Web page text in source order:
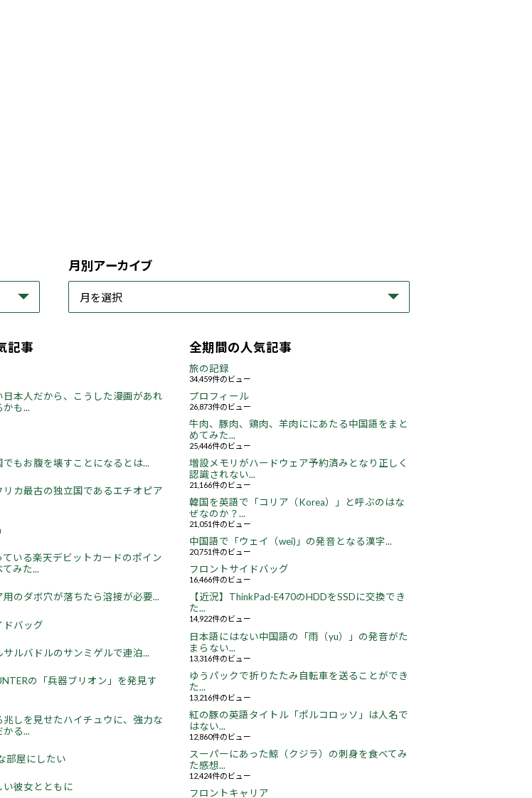
月別アーカイブ
記事
日本人だから、こうした漫画があれ
も...
でもお腹を壊すことになるとは...
リカ最古の独立国であるエチオピア
ている楽天デビットカードのポイン
てみた...
用のダボ穴が落ちたら溶接が必要...
ドバッグ
サルバドルのサンミゲルで連泊...
の「兵器ブリオン」を発見す
兆しを見せたハイチュウに、強力な
る...
屋にしたい
い彼女とともに
全期間の人気記事
旅の記録
34,459件のビュー
プロフィール
26,873件のビュー
牛肉、豚肉、鶏肉、羊肉ににあたる中国語をまと
めてみた...
25,446件のビュー
増設メモリがハードウェア予約済みとなり正しく
認識されない...
21,166件のビュー
韓国を英語で「コリア（Korea）」と呼ぶのはな
ぜなのか？...
21,051件のビュー
中国語で「ウェイ（wei)」の発音となる漢字...
20,751件のビュー
フロントサイドバッグ
16,466件のビュー
【近況】ThinkPad-E470のHDDをSSDに交換でき
た...
14,922件のビュー
日本語にはない中国語の「雨（yu）」の発音がた
まらない...
13,316件のビュー
ゆうパックで折りたたみ自転車を送ることができ
た...
13,216件のビュー
紅の豚の英語タイトル「ポルコロッソ」は人名で
はない...
12,860件のビュー
スーパーにあった鯨（クジラ）の刺身を食べてみ
た感想...
12,424件のビュー
フロントキャリア